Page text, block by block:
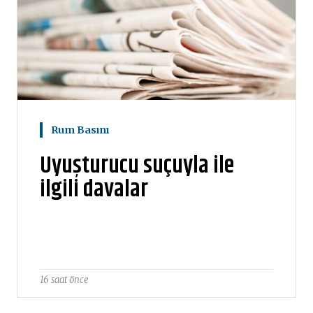
Rum Basını
Uyuşturucu suçuyla ile
ilgili davalar
16 saat önce